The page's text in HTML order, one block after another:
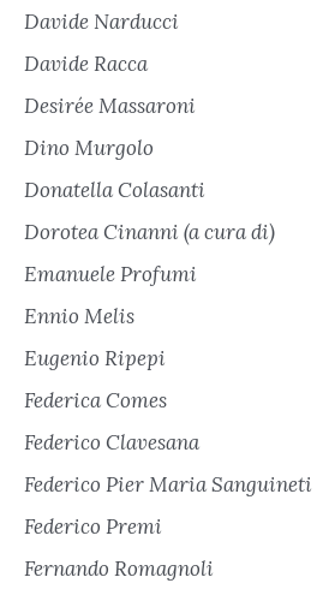
Davide Narducci
Davide Racca
Desirée Massaroni
Dino Murgolo
Donatella Colasanti
Dorotea Cinanni (a cura di)
Emanuele Profumi
Ennio Melis
Eugenio Ripepi
Federica Comes
Federico Clavesana
Federico Pier Maria Sanguineti
Federico Premi
Fernando Romagnoli